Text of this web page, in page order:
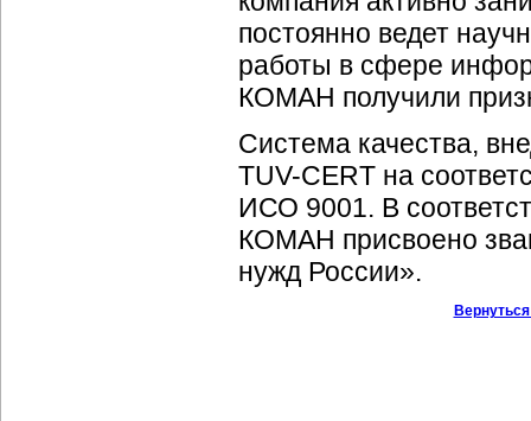
постоянно ведет
работы в сфере
КОМАН получили
Система качества,
TUV-CERT на
ИСО 9001. В
КОМАН присвоено
нужд России».